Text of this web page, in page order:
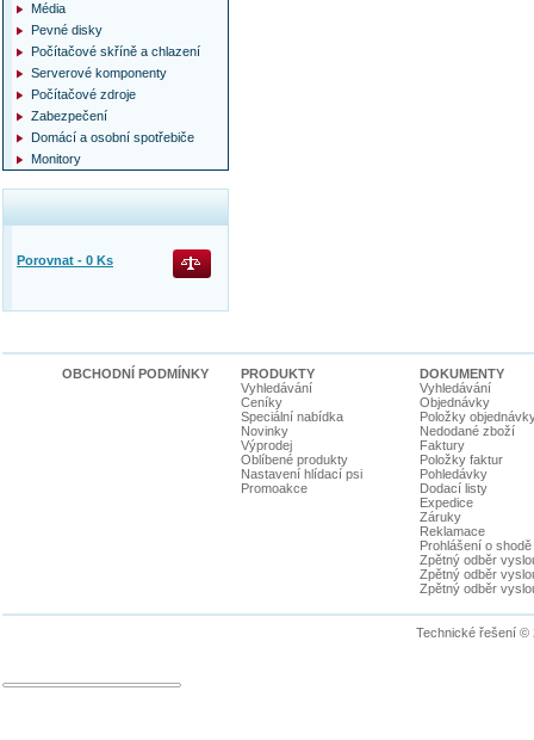
Média
Pevné disky
Počítačové skříně a chlazení
Serverové komponenty
Počítačové zdroje
Zabezpečení
Domácí a osobní spotřebiče
Monitory
Porovnat - 0 Ks
OBCHODNÍ PODMÍNKY
PRODUKTY
Vyhledávání
Ceníky
Speciální nabídka
Novinky
Výprodej
Oblíbené produkty
Nastavení hlídací psi
Promoakce
DOKUMENTY
Vyhledávání
Objednávky
Položky
Nedodané zboží
Faktury
Položky faktur
Pohledávky
Dodací listy
Expedice
Záruky
Reklamace
Prohlášení o shodě
Zpětný odběr
Zpětný odběr
Zpětný odběr
Technické řešení ©